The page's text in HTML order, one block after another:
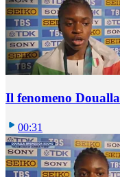
Il fenomeno Doualla
00:31